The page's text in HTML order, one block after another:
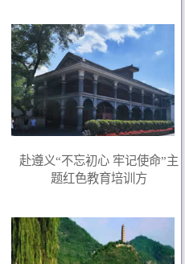
赴遵义“不忘初心 牢记使命”主
题红色教育培训方